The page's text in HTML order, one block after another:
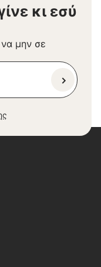
κι εσύ
μην σε